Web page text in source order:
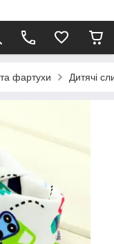
фартухи Дитячі